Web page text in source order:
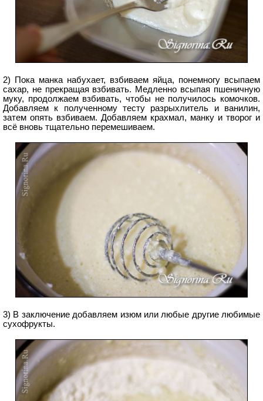
2) Пока манка набухает, взбиваем яйца, понемногу всыпаем
сахар, не прекращая взбивать. Медленно всыпая пшеничную
муку, продолжаем взбивать, чтобы не получилось комочков.
Добавляем к полученному тесту разрыхлитель и ванилин,
затем опять взбиваем. Добавляем крахмал, манку и творог и
всё вновь тщательно перемешиваем.
3) В заключение добавляем изюм или любые другие любимые
сухофрукты.